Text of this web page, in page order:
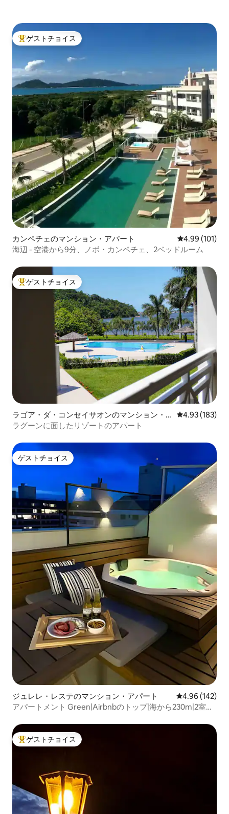
大好評のゲストチョイスです。
ゲストチョイス
カンペチェのマンション・アパート レビュー101
4.99 (101)
海辺 - 空港から9分、ノボ・カンペチェ、2ベッドルーム
大好評のゲストチョイスです。
ゲストチョイス
ラゴア・ダ・コンセイサオンのマンション・
アパート
レビュー183
4.93 (183)
ラグーンに面したリゾートのアパート
ゲストチョイス
ゲストチョイス
ジュレレ・レステのマンション・アパート レビュー142
4.96 (142)
アパートメント Green|Airbnbのトップ|海から230m|2室の
大好評のゲストチョイスです。
ゲストチョイス